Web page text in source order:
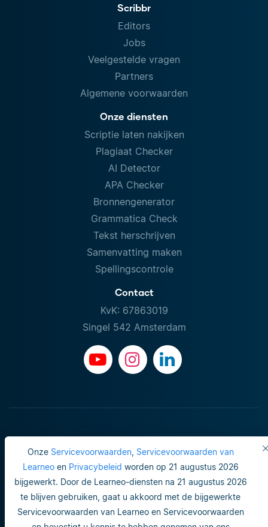
Onze Servicevoorwaarden, Servicevoorwaarden van
Learneoen Privacybeleid worden op 21 augustus 2026
bijgewerkt. Door de Learneo-diensten na 21 augustus 2026
te blijven gebruiken, gaat u akkoord met de bijgewerkte
Servicevoorwaarden van Learneo en Servicevoorwaarden
Scribbr
Editors
Jobs
Veelgestelde vragen
Partners
Algemene voorwaarden
Onze diensten
Scriptie laten nakijken
Plagiaat Checker
AI Detector
APA Checker
Bronnengenerator
Grammatica Check
Tekst herschrijven
Samenvatting maken
Spellingscontrole
Contact
KvK: 67863019
Singel 542 Amsterdam